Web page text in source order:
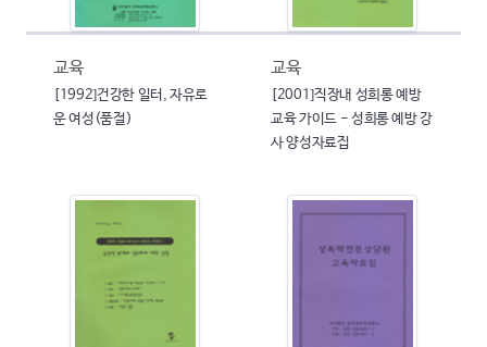
교육
[1992]건강한 일터, 자유로
운 여성(품절)
교육
[2001]직장내 성희롱 예방
교육 가이드 - 성희롱 예방 강
사 양성자료집